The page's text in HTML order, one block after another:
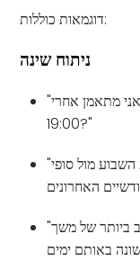
דוגמאות כוללות:
ניתוח שינה
"האם אני מאבד שינה עמוקה בלילות שבהם אני מתאמן אחרי
19:00?"
"השווה את יעילות השינה שלי בלילות אמצע השבוע מול סופי
"אילו שלושה לילות נתנו לי את השילוב הטוב ביותר של משך